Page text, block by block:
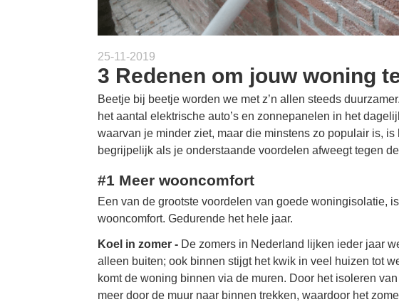
25-11-2019
3 Redenen om jouw woning
Beetje bij beetje worden we met z’n allen steeds
het aantal elektrische auto’s en zonnepanelen in het
waarvan je minder ziet, maar die minstens zo populair is,
begrijpelijk als je onderstaande voordelen afweegt tegen
#1 Meer wooncomfort
Een van de grootste voordelen van goede woningisolatie,
wooncomfort. Gedurende het hele jaar.
Koel in zomer - De zomers in Nederland lijken ieder jaar
alleen buiten; ook binnen stijgt het kwik in veel huizen tot
komt de woning binnen via de muren. Door het isoleren
meer door de muur naar binnen trekken, waardoor het